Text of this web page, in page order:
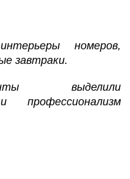
номеров,
завтраки.
выделили
профессионализм